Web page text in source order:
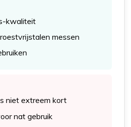
kwaliteit
messen
niet extreem kort
nat gebruik